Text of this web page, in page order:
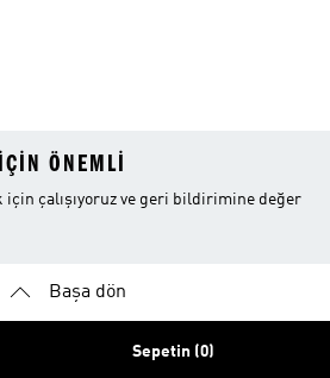
ÖNEMLI
için çalışıyoruz ve geri bildirimine değer
Başa dön
Sepetin (0)